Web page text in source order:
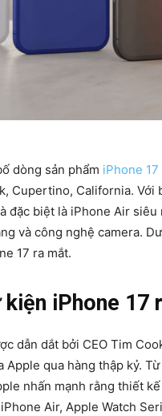
dòng sản phẩm iPhone 17
Cupertino, California. Với
đặc biệt là iPhone Air
và công nghệ camera.
17 ra mắt.
kiện iPhone 17
dẫn dắt bởi CEO Tim
qua hàng thập kỷ.
nhấn mạnh rằng thiết
Air, Apple Watch